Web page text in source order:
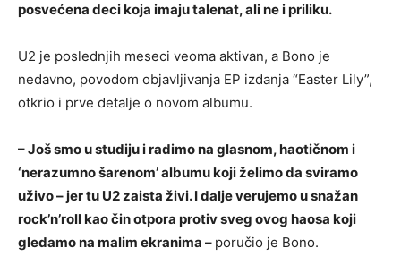
posvećena deci koja imaju talenat, ali ne i priliku.
U2 je poslednjih meseci veoma aktivan, a Bono je
nedavno, povodom objavljivanja EP izdanja “Easter Lily”,
otkrio i prve detalje o novom albumu.
– Još smo u studiju i radimo na glasnom, haotičnom i
‘nerazumno šarenom’ albumu koji želimo da sviramo
uživo – jer tu U2 zaista živi. I dalje verujemo u snažan
rock’n’roll kao čin otpora protiv sveg ovog haosa koji
gledamo na malim ekranima – poručio je Bono.